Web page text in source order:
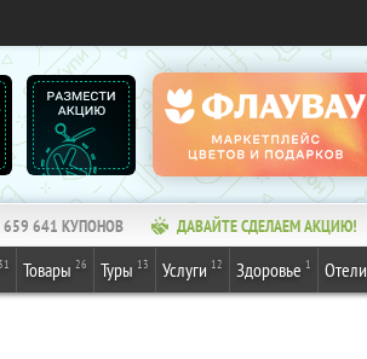
659 641 КУПОНОВ ДАВАЙТЕ СДЕЛАЕМ АКЦИЮ!
Товары 26 Туры 13 Услуги 12 Здоровье 1 Отели